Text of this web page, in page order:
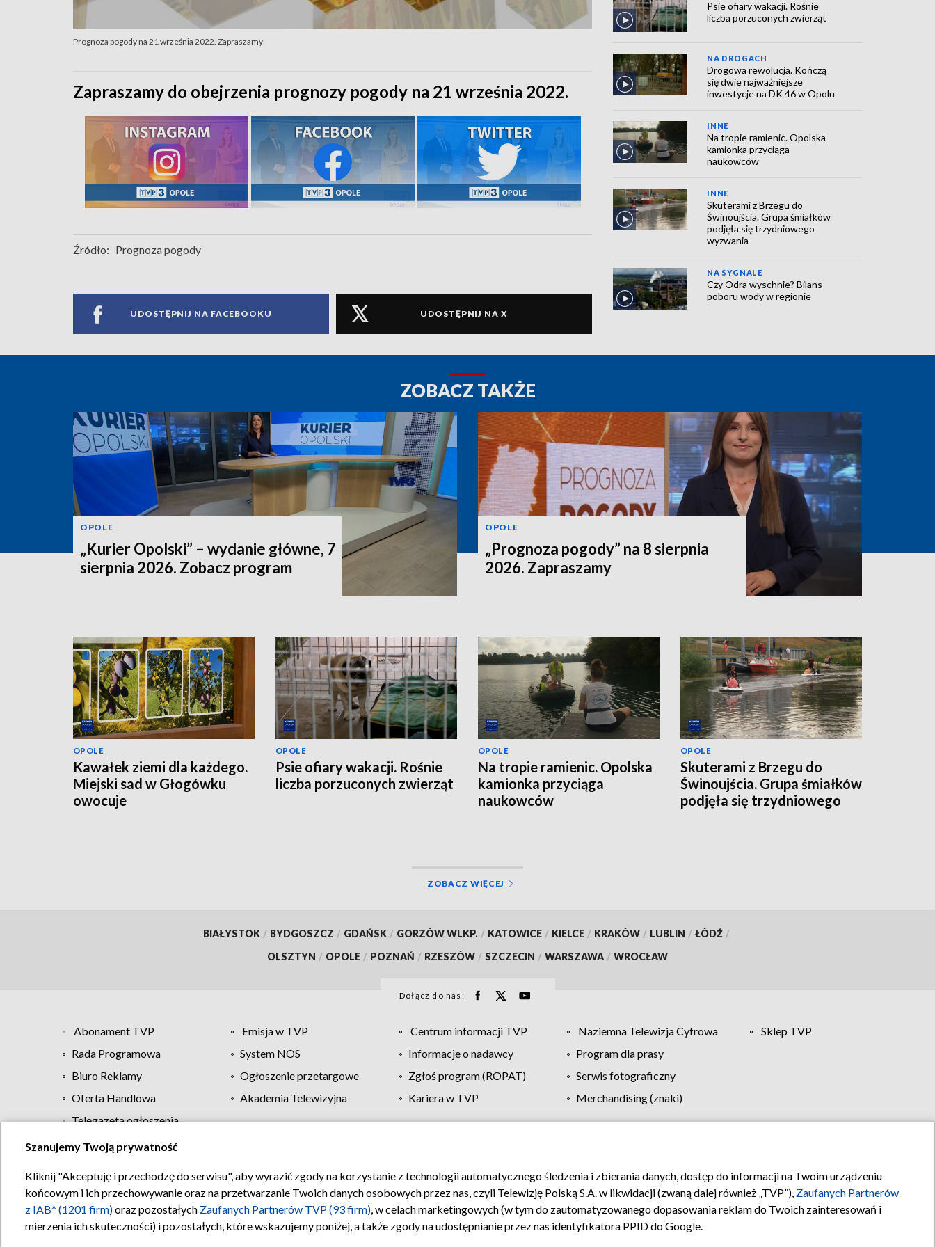
Prognoza pogody na 21 września 2022. Zapraszamy
Zapraszamy do obejrzenia prognozy pogody na 21 września 2022.
Źródło: Prognoza pogody
UDOSTĘPNIJ NA FACEBOOKU UDOSTĘPNIJ NA X
Psie ofiary wakacji. Rośnie
liczba porzuconych zwierząt
NA DROGACH
Drogowa rewolucja. Kończą
się dwie najważniejsze
inwestycje na DK 46 w Opolu
INNE
Na tropie ramienic. Opolska
kamionka przyciąga
naukowców
INNE
Skuterami z Brzegu do
Świnoujścia. Grupa śmiałków
podjęła się trzydniowego
wyzwania
NA SYGNALE
Czy Odra wyschnie? Bilans
poboru wody w regionie
ZOBACZ TAKŻE
OPOLE
„Kurier Opolski” – wydanie główne, 7
sierpnia 2026. Zobacz program
OPOLE
„Prognoza pogody” na 8 sierpnia
2026. Zapraszamy
OPOLE
Kawałek ziemi dla każdego.
Miejski sad w Głogówku
owocuje
OPOLE
Psie ofiary wakacji. Rośnie
liczba porzuconych zwierząt
OPOLE
Na tropie ramienic. Opolska
kamionka przyciąga
naukowców
OPOLE
Skuterami z Brzegu do
Świnoujścia. Grupa śmiałków
podjęła się trzydniowego
ZOBACZ WIĘCEJ
BIAŁYSTOK / BYDGOSZCZ / GDAŃSK / GORZÓW WLKP. / KATOWICE / KIELCE / KRAKÓW / LUBLIN / ŁÓDŹ /
OLSZTYN / OPOLE / POZNAŃ / RZESZÓW / SZCZECIN / WARSZAWA / WROCŁAW
Dołącz do nas:
Abonament TVP Emisja w TVP Centrum informacji TVP Naziemna Telewizja Cyfrowa
Sklep TVP
Rada Programowa
System NOS Informacje o nadawcy
Program dla prasy
Biuro Reklamy
Ogłoszenie przetargowe Zgłoś program (ROPAT)
Serwis fotograficzny
Oferta Handlowa
Akademia Telewizyjna Kariera w TVP
Merchandising (znaki)
Telegazeta ogłoszenia
Regulamin TVP Polityka prywatności Moje zgody Pomoc Biuro reklamy Kontakt
Szanujemy Twoją prywatność
Kliknij "Akceptuję i przechodzę do serwisu", aby wyrazić zgody na korzystanie z technologii automatycznego śledzenia i zbierania danych, dostęp do informacji na Twoim urządzeniu
końcowym i ich przechowywanie oraz na przetwarzanie Twoich danych osobowych przez nas, czyli Telewizję Polską S.A. w likwidacji (zwaną dalej również „TVP”), Zaufanych Partnerów
z IAB* (1201 firm)oraz pozostałych Zaufanych Partnerów TVP (93 firm), w celach marketingowych (w tym do zautomatyzowanego dopasowania reklam do Twoich zainteresowań i
mierzenia ich skuteczności) i pozostałych, które wskazujemy poniżej, a także zgody na udostępnianie przez nas identyfikatora PPID do Google.